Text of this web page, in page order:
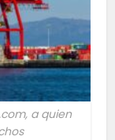
a quien